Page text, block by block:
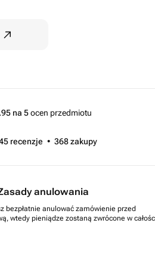
na 5ocen przedmiotu
recenzje • 368zakupy
anulowania
bezpłatnie anulować zamówienie przed
wtedy pieniądze zostaną zwrócone w